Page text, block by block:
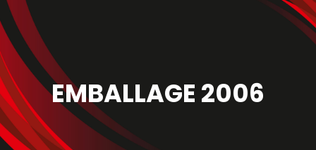
HOME
ENTERPRISE
KNOW-HOW
NOS SECTEURS
CONTACTEZ
EMBALLAGE 2006